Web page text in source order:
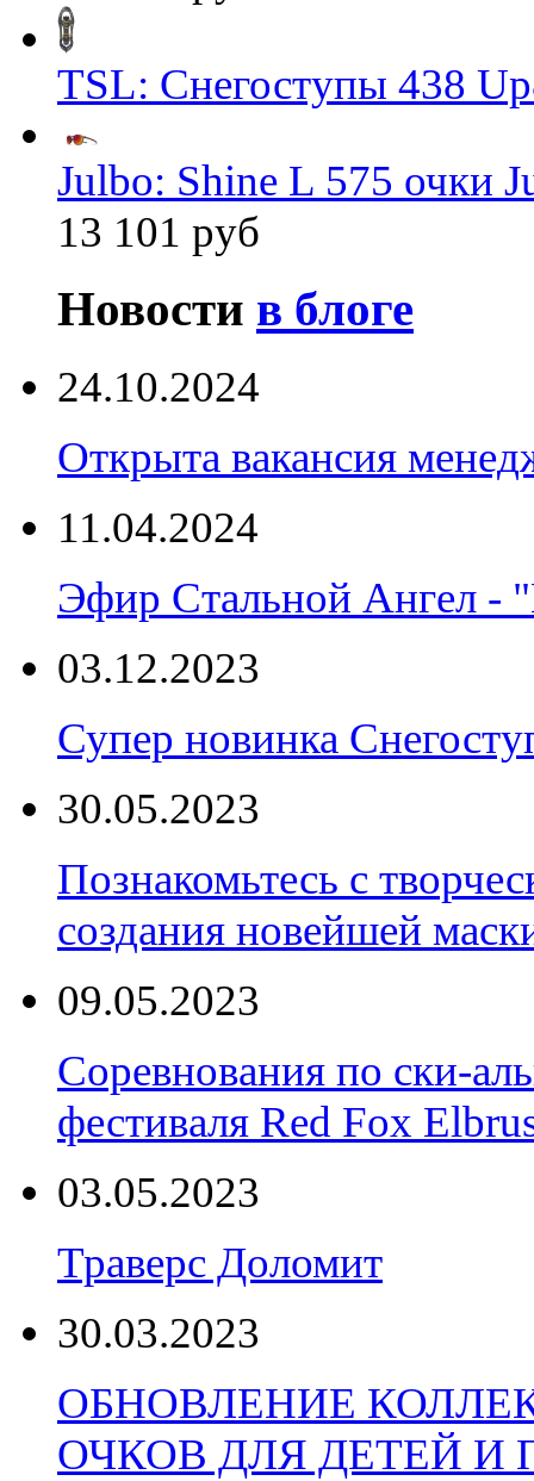
TSL: Снегоступы 438
Julbo: Shine L 575 очки
13 101 руб
Новости в блоге
24.10.2024
Открыта вакансия
11.04.2024
Эфир Стальной Ангел -
03.12.2023
Супер новинка
30.05.2023
Познакомьтесь с
создания новейшей
09.05.2023
Соревнования по ски-
фестиваля Red Fox
03.05.2023
Траверс Доломит
30.03.2023
ОБНОВЛЕНИЕ
ОЧКОВ ДЛЯ ДЕТЕЙ И